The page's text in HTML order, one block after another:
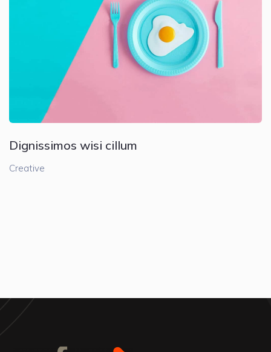
Dignissimos wisi cillum
Creative